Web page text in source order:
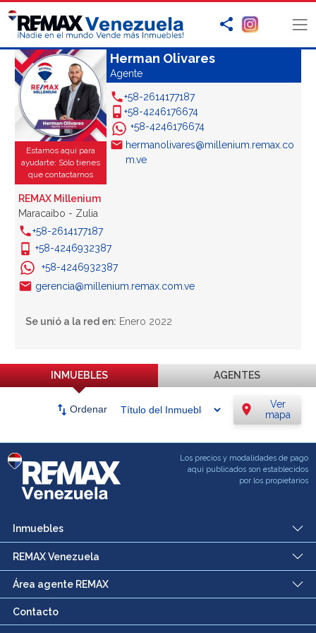
Estamos aquí para
ayudarte: Sólo tienes
que contactarnos
Herman Olivares
Agente
+58-2614177187
+58-4246176674
+58-4246176674
hermanolivares@millenium.remax.co
m.ve
REMAX Millenium
Maracaibo - Zulia
+58-2614177187
+58-4246932387
+58-4246932387
gerencia@millenium.remax.com.ve
Se unió a la red en: Enero 2022
INMUEBLES AGENTES
swap_vert Ordenar location_on
Ver
mapa
Los precios y modalidades de pago
aqui publicados son establecidos
por los propietarios
Inmuebles
REMAX Venezuela
Área agente REMAX
Contacto